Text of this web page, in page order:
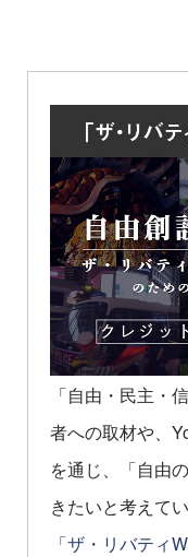
「自由・民主・
者への取材や、
を通じ、「自由
きたいと考えてい
「ザ・リバティ